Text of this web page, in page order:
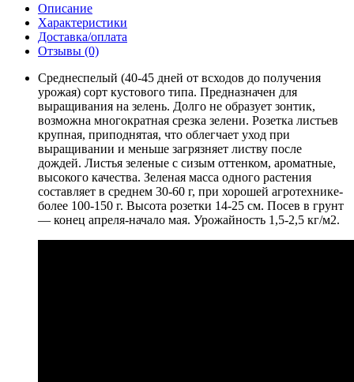
Описание
Характеристики
Доставка/оплата
Отзывы (0)
Среднеспелый (40-45 дней от всходов до получения
урожая) сорт кустового типа. Предназначен для
выращивания на зелень. Долго не образует зонтик,
возможна многократная срезка зелени. Розетка листьев
крупная, приподнятая, что облегчает уход при
выращивании и меньше загрязняет листву после
дождей. Листья зеленые с сизым оттенком, ароматные,
высокого качества. Зеленая масса одного растения
составляет в среднем 30-60 г, при хорошей агротехнике-
более 100-150 г. Высота розетки 14-25 см. Посев в грунт
— конец апреля-начало мая. Урожайность 1,5-2,5 кг/м2.